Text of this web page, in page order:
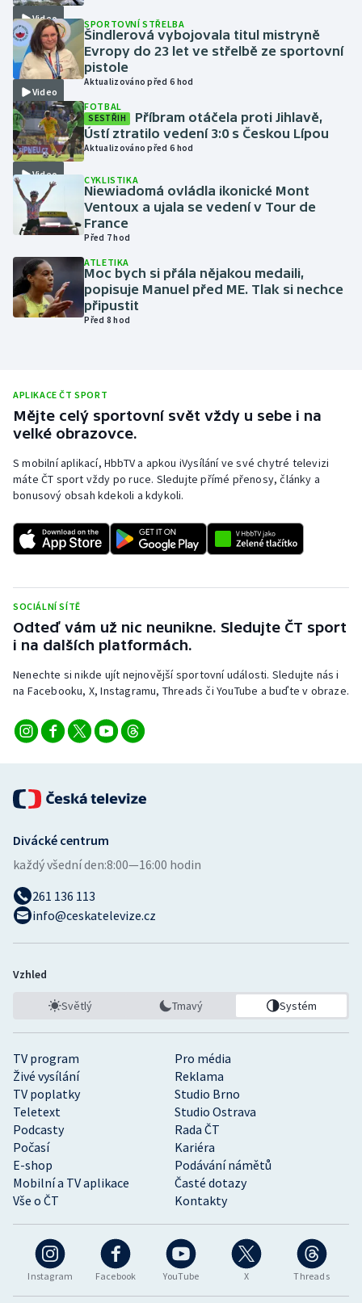
Judo
Krasobruslení
Lezení
Lyže a snowboard
Moderní pětiboj
Motorsport
Olympijské hry
Parasport
Plavání
Ragby
Rychlobruslení
Rychlostní kanoistika
Sportovní střelba
Stolní tenis
Triatlon
Veslování
Volejbal
Video
Video
SPORTOVNÍ STŘELBA
Šindlerová vybojovala titul mistryně
Evropy do 23 let ve střelbě ze sportovní
pistole
Aktualizováno před 6 hod
Video
FOTBAL
SESTŘIH
Příbram otáčela proti Jihlavě,
Ústí ztratilo vedení 3:0 s Českou Lípou
Aktualizováno před 6 hod
CYKLISTIKA
Niewiadomá ovládla ikonické Mont
Ventoux a ujala se vedení v Tour de
France
Před 7 hod
ATLETIKA
Moc bych si přála nějakou medaili,
popisuje Manuel před ME. Tlak si nechce
připustit
Před 8 hod
APLIKACE ČT SPORT
Mějte celý sportovní svět vždy u sebe i na
velké obrazovce.
S mobilní aplikací, HbbTV a apkou iVysílání ve své chytré televizi
máte ČT sport vždy po ruce. Sledujte přímé přenosy, články a
bonusový obsah kdekoli a kdykoli.
SOCIÁLNÍ SÍTĚ
Odteď vám už nic neunikne. Sledujte ČT sport
i na dalších platformách.
Nenechte si nikde ujít nejnovější sportovní události. Sledujte nás i
na Facebooku, X, Instagramu, Threads či YouTube a buďte v obraze.
Instagram Facebook YouTube X Threads
TV program
Pro média
Živé vysílání
Reklama
TV poplatky
Studio Brno
Teletext
Studio Ostrava
Podcasty
Rada ČT
Počasí
Kariéra
E-shop
Podávání námětů
Mobilní a TV aplikace
Časté dotazy
Vše o ČT
Kontakty
Divácké centrum
každý všední den:8:00—16:00 hodin
261 136 113
info@ceskatelevize.cz
Vzhled
Světlý Tmavý Systém